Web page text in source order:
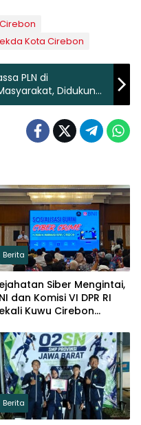
Kota Cirebon
PLN di
Didukung
Berita
Siber Mengintai,
dan Komisi VI DPR RI
Kuwu Cirebon
Berita